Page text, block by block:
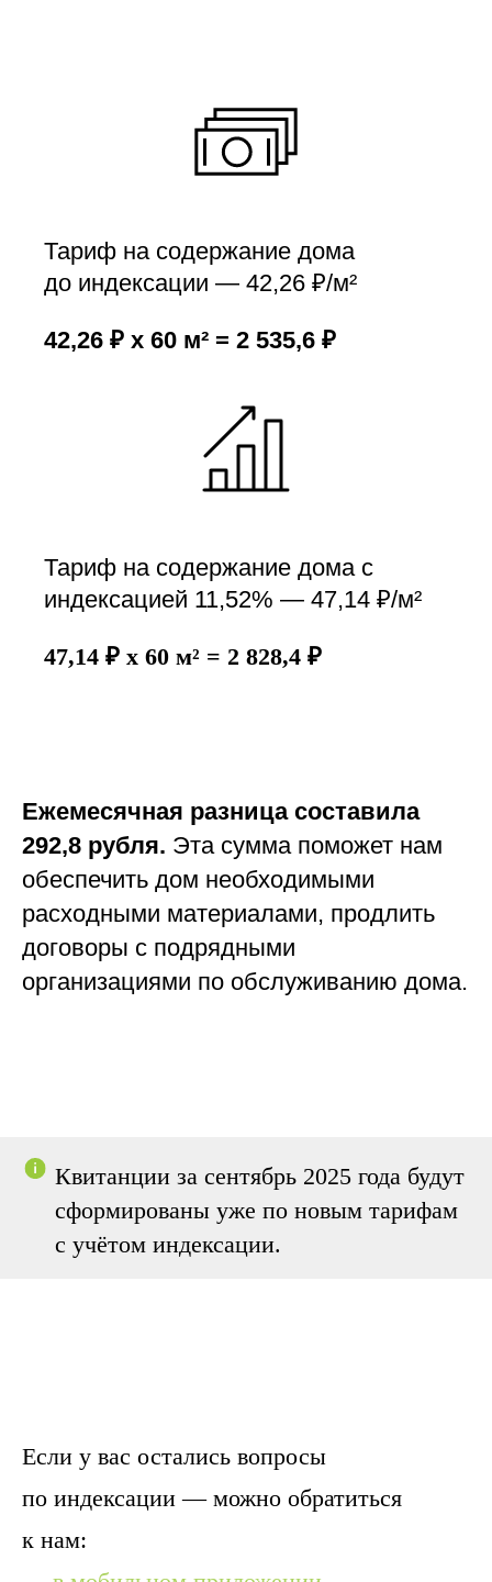
Тариф на содержание дома
до индексации — 42,26 ₽/м²
42,26 ₽ x 60 м² = 2 535,6 ₽
Тариф на содержание дома с
индексацией 11,52% — 47,14 ₽/м²
47,14 ₽ x 60 м² = 2 828,4 ₽
Ежемесячная разница составила
292,8 рубля. Эта сумма поможет нам
обеспечить дом необходимыми
расходными материалами, продлить
договоры с подрядными
организациями по обслуживанию дома.
Квитанции за сентябрь 2025 года будут
сформированы уже по новым тарифам
с учётом индексации.
Если у вас остались вопросы
по индексации — можно обратиться
к нам: